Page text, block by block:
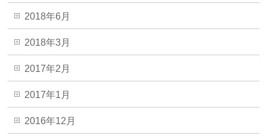
2018年6月
2018年3月
2017年2月
2017年1月
2016年12月